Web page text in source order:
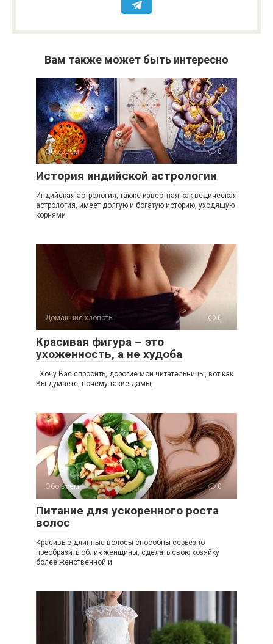
Вам также может быть интересно
Обо всем 0
История индийской астрологии
Индийская астрология, также известная как ведическая
астрология, имеет долгую и богатую историю, уходящую
корнями
Домашние хлопоты 0
Красивая фигура – это
ухоженность, а не худоба
Хочу Вас спросить, дорогие мои читательницы, вот как
Вы думаете, почему такие дамы,
Обо всем 0
Питание для ускоренного роста
волос
Красивые длинные волосы способны серьёзно
преобразить облик женщины, сделать свою хозяйку
более женственной и